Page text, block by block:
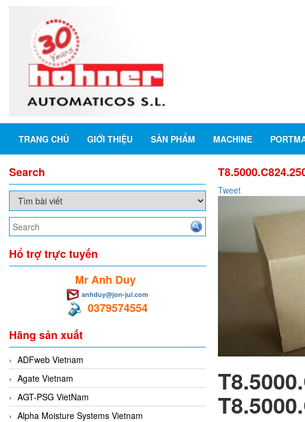
TRANG CHỦ GIỚI THIỆU SẢN PHẨM MACHINE
Search
Hổ trợ trực tuyến
Mr Anh Duy
anhduy@jon-jul.com
0379574554
Hãng sản xuất
ADFweb Vietnam
Agate Vietnam
AGT-PSG VietNam
Alpha Moisture Systems Vietnam
Tweet